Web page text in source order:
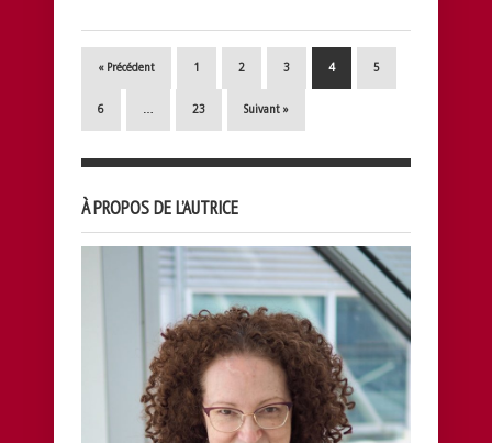
« Précédent 1 2 3 4 5
6 23 Suivant »
À PROPOS DE L’AUTRICE